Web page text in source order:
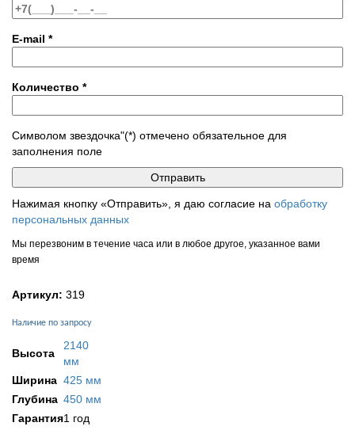
E-mail *
Количество *
Символом звездочка"(*) отмечено обязательное для
заполнения поле
Нажимая кнопку «Отправить», я даю согласие на обработку
персональных данных
Мы перезвоним в течение часа или в любое другое, указанное вами
время
Артикул: 319
Наличие по запросу
Высота
2140
мм
Ширина 425 мм
Глубина 450 мм
Гарантия1 год